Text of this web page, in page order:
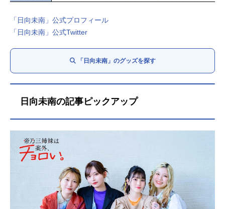
「日向未南」公式プロフィール
「日向未南」公式Twitter
「日向未南」のグッズを探す
日向未南の記事ピックアップ